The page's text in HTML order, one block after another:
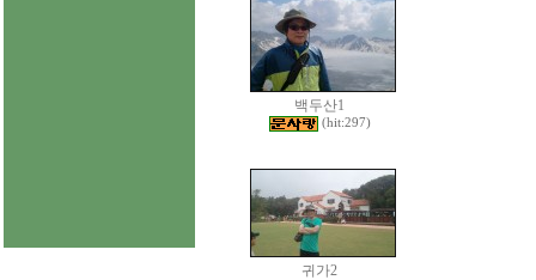
백두산1
(hit:297)
귀가2